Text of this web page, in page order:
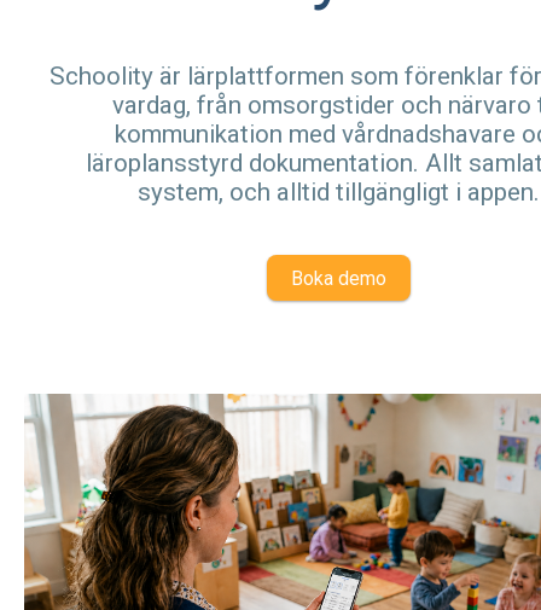
Schoolity är lärplattformen som förenklar
vardag, från omsorgstider och närvaro
kommunikation med vårdnadshavare
läroplansstyrd dokumentation. Allt
system, och alltid tillgängligt i appen.
Boka demo